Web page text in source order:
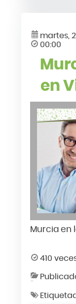
martes,
00:00
en
Murcia en
410